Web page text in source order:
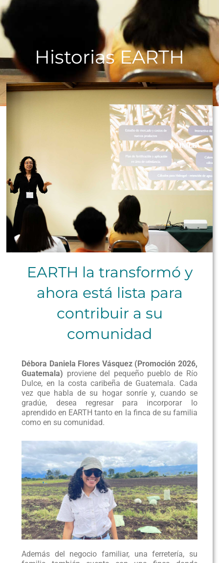
Historias EARTH
EARTH la transformó y
ahora está lista para
contribuir a su
comunidad
Débora Daniela Flores Vásquez (Promoción 2026,
Guatemala) proviene del pequeño pueblo de Río
Dulce, en la costa caribeña de Guatemala. Cada
vez que habla de su hogar sonríe y, cuando se
gradúe, desea regresar para incorporar lo
aprendido en EARTH tanto en la finca de su familia
como en su comunidad.
Además del negocio familiar, una ferretería, su